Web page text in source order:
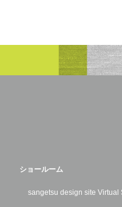
ショールーム
sangetsu design site Virtual